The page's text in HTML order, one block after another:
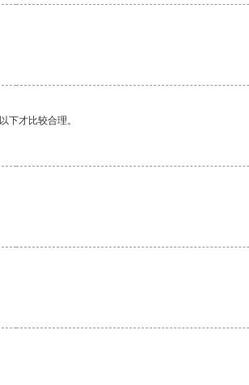
下才比较合理。